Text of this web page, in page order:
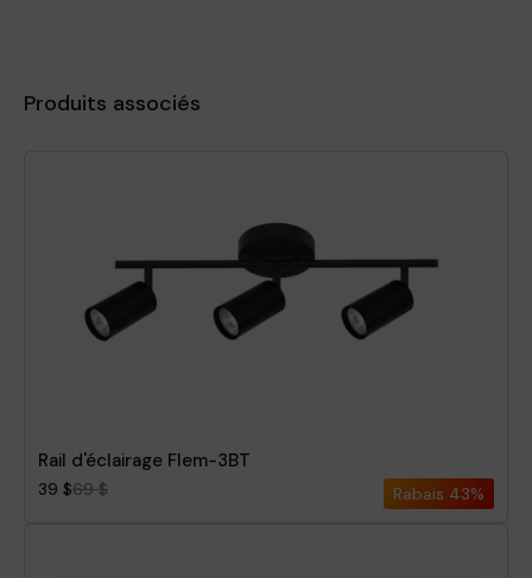
Produits associés
Rail d'éclairage Flem-3BT
39 $69 $ Rabais 43%